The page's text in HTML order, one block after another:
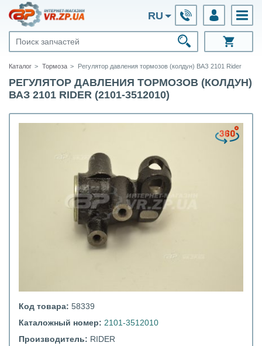
RU
Каталог Тормоза Регулятор давления тормозов (колдун) ВАЗ 2101 Rider
РЕГУЛЯТОР ДАВЛЕНИЯ ТОРМОЗОВ (КОЛДУН)
ВАЗ 2101 RIDER (2101-3512010)
Код товара: 58339
Каталожный номер: 2101-3512010
Производитель: RIDER